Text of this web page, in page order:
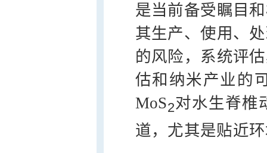
是当前备受瞩目
其生产、使用、
的风险，系统评
估和纳米产业的
MoS2对水生脊椎
道，尤其是贴近